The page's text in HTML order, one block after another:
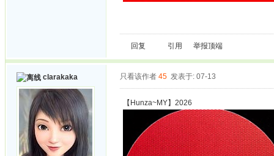
回复 引用 举报顶端
clarakaka 只看该作者 45 发表于: 07-13
【Hunza~MY】2026